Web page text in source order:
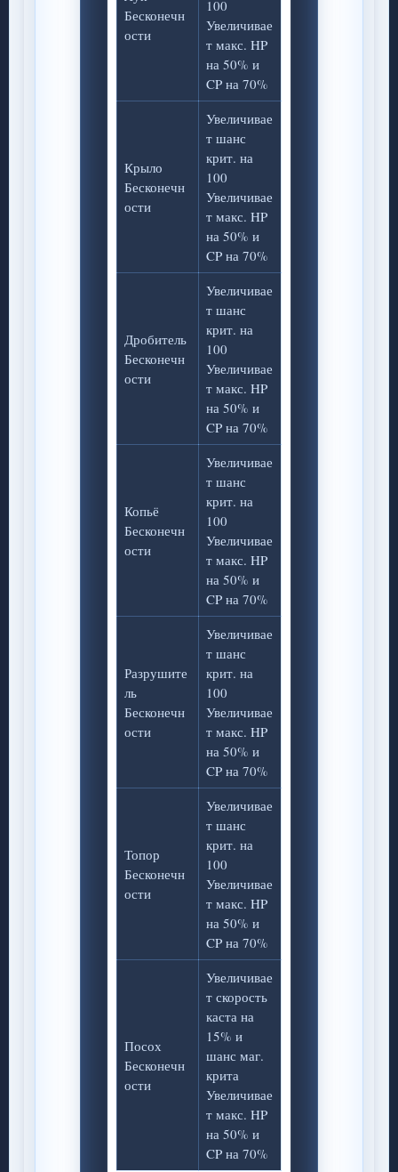
Бесконечн
ости
100
Увеличивае
т макс. HP
на 50% и
CP на 70%
Крыло
Бесконечн
ости
Увеличивае
т шанс
крит. на
100
Увеличивае
т макс. HP
на 50% и
CP на 70%
Дробитель
Бесконечн
ости
Увеличивае
т шанс
крит. на
100
Увеличивае
т макс. HP
на 50% и
CP на 70%
Копьё
Бесконечн
ости
Увеличивае
т шанс
крит. на
100
Увеличивае
т макс. HP
на 50% и
CP на 70%
Разрушите
ль
Бесконечн
ости
Увеличивае
т шанс
крит. на
100
Увеличивае
т макс. HP
на 50% и
CP на 70%
Топор
Бесконечн
ости
Увеличивае
т шанс
крит. на
100
Увеличивае
т макс. HP
на 50% и
CP на 70%
Посох
Бесконечн
ости
Увеличивае
т скорость
каста на
15% и
шанс маг.
крита
Увеличивае
т макс. HP
на 50% и
CP на 70%